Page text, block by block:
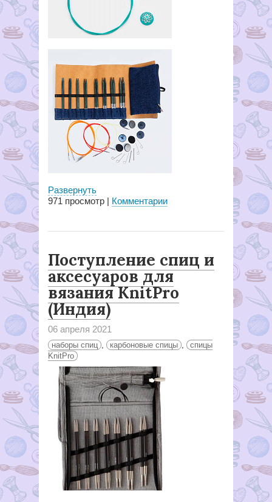
Развернуть
971 просмотр | Комментарии
Поступление спиц и
аксесуаров для
вязания KnitPro
(Индия)
06 апреля 2021
наборы спиц , карбоновые спицы ,
спицы
KnitPro